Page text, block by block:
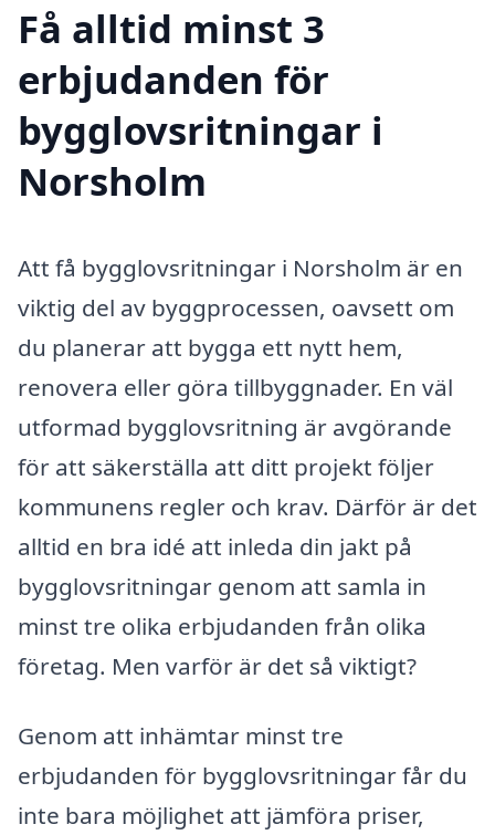
Få alltid minst 3
erbjudanden för
bygglovsritningar i
Norsholm
Att få bygglovsritningar i Norsholm är en
viktig del av byggprocessen, oavsett om
du planerar att bygga ett nytt hem,
renovera eller göra tillbyggnader. En väl
utformad bygglovsritning är avgörande
för att säkerställa att ditt projekt följer
kommunens regler och krav. Därför är det
alltid en bra idé att inleda din jakt på
bygglovsritningar genom att samla in
minst tre olika erbjudanden från olika
företag. Men varför är det så viktigt?
Genom att inhämtar minst tre
erbjudanden för bygglovsritningar får du
inte bara möjlighet att jämföra priser,